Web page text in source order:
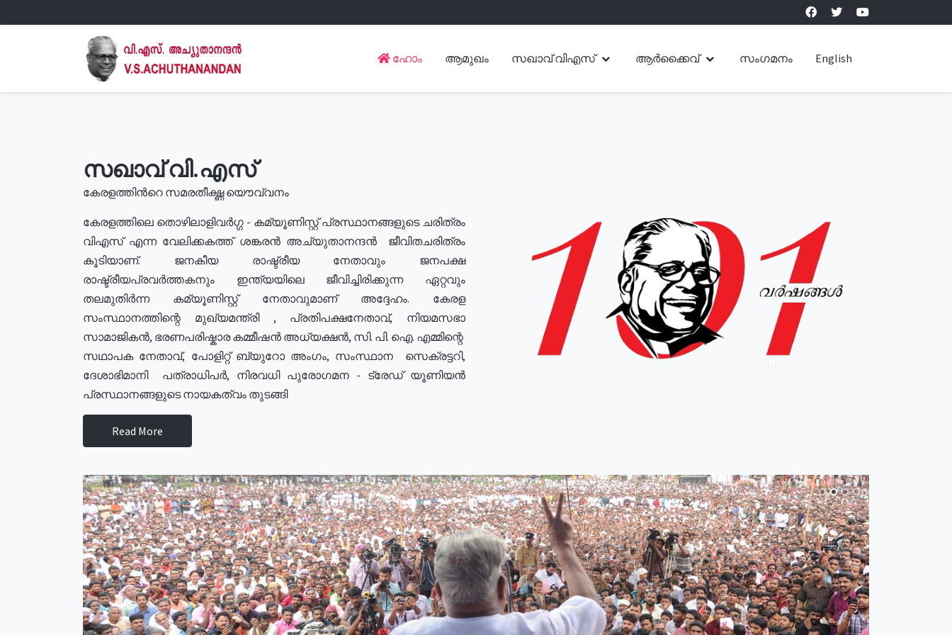
ഹോം ആമുഖം സഖാവ് വിഎസ് ആർക്കൈവ് സംഗമനം English
സഖാവ് വി.എസ്
കേരളത്തിൻറെ സമരതീക്ഷ്ണ യൌവ്വനം
കേരളത്തിലെ തൊഴിലാളിവർഗ്ഗ - കമ്യൂണിസ്റ്റ് പ്രസ്ഥാനങ്ങളുടെ ചരിത്രം
വിഎസ് എന്ന വേലിക്കകത്ത് ശങ്കരൻ അച്യുതാനന്ദൻ ജീവിതചരിത്രം
കൂടിയാണ്. ജനകീയ രാഷ്ട്രീയ നേതാവും ജനപക്ഷ
രാഷ്ട്രീയപ്രവർത്തകനും ഇന്ത്യയിലെ ജീവിച്ചിരിക്കുന്ന ഏറ്റവും
തലമുതിർന്ന കമ്യൂണിസ്റ്റ് നേതാവുമാണ് അദ്ദേഹം. കേരള
സംസ്ഥാനത്തിന്റെ മുഖ്യമന്ത്രി , പ്രതിപക്ഷനേതാവ്, നിയമസഭാ
സാമാജികൻ, ഭരണപരിഷ്കാര കമ്മീഷൻ അധ്യക്ഷൻ, സി. പി. ഐ. എമ്മിന്റെ
സഥാപക നേതാവ്, പോളിറ്റ് ബ്യുറോ അംഗം, സംസ്ഥാന സെക്രട്ടറി,
ദേശാഭിമാനി പത്രാധിപർ, നിരവധി പുരോഗമന - ട്രേഡ് യൂണിയൻ
പ്രസ്ഥാനങ്ങളുടെ നായകത്വം തുടങ്ങി
Read More